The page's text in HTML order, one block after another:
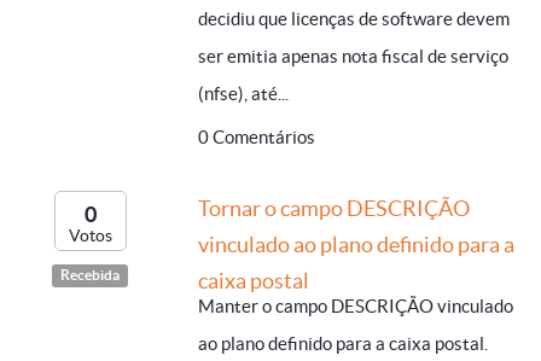
decidiu que licenças de software devem
ser emitia apenas nota fiscal de serviço
(nfse), até...
0 Comentários
0
Votos
Recebida
Tornar o campo DESCRIÇÃO
vinculado ao plano definido para a
caixa postal
Manter o campo DESCRIÇÃO vinculado
ao plano definido para a caixa postal.